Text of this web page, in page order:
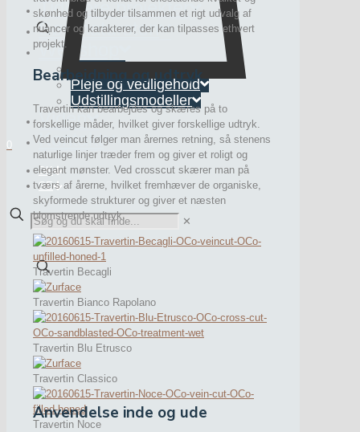
Tidligere projekter
Søg natursten
Webshop
Interiør
Pleje og vedligehold
Udstillingsmodeller
Viden
Kontakt
0
DK
SE
✕
skønhed og tilbyder tilsammen et rigt udvalg af
nuancer og karakterer, der kan tilpasses ethvert
projekt.
Bearbejdning og udtryk
Travertin kan bearbejdes og skæres på to
forskellige måder, hvilket giver forskellige udtryk.
Ved veincut følger man årernes retning, så stenens
naturlige linjer træder frem og giver et roligt og
elegant mønster. Ved crosscut skærer man på
tværs af årerne, hvilket fremhæver de organiske,
skyformede strukturer og giver et næsten
blomstrende udtryk.
Travertin Becagli
Travertin Bianco Rapolano
Travertin Blu Etrusco
Travertin Classico
Travertin Noce
Anvendelse inde og ude